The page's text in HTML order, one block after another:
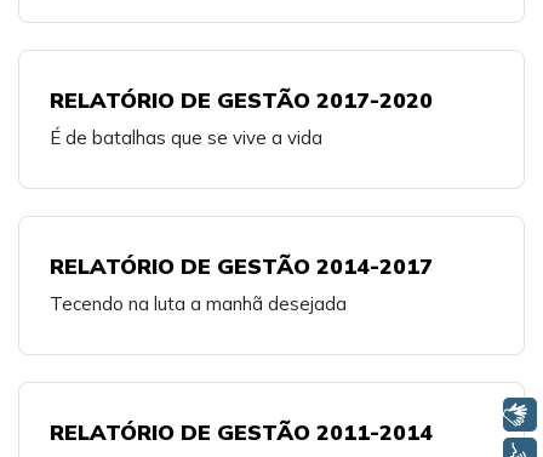
RELATÓRIO DE GESTÃO 2017-2020
É de batalhas que se vive a vida
RELATÓRIO DE GESTÃO 2014-2017
Tecendo na luta a manhã desejada
RELATÓRIO DE GESTÃO 2011-2014